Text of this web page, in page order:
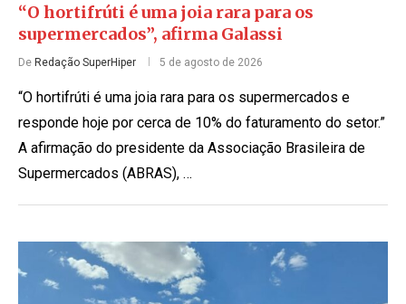
“O hortifrúti é uma joia rara para os
supermercados”, afirma Galassi
De Redação SuperHiper 5 de agosto de 2026
“O hortifrúti é uma joia rara para os supermercados e
responde hoje por cerca de 10% do faturamento do setor.”
A afirmação do presidente da Associação Brasileira de
Supermercados (ABRAS), …